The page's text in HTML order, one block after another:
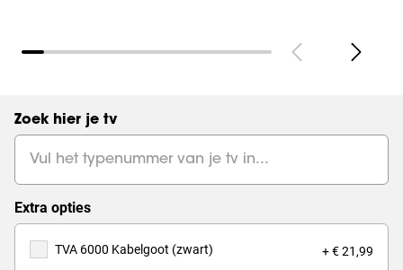
Zoek hier je tv
Extra opties
TVA 6000 Kabelgoot (zwart) + € 21,99